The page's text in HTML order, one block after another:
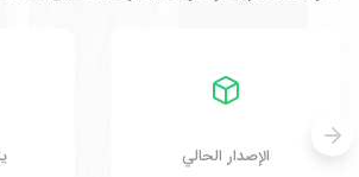
الإصدار الحالي